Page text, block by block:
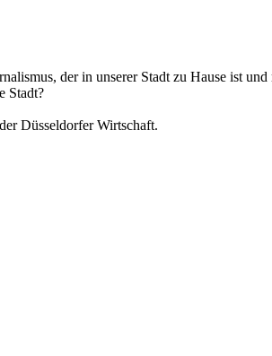
der in unserer Stadt zu Hause ist und
Stadt?
Düsseldorfer Wirtschaft.